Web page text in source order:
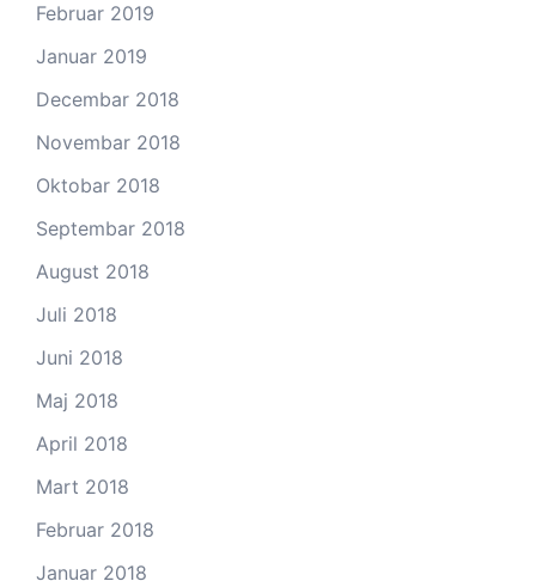
Februar 2019
Januar 2019
Decembar 2018
Novembar 2018
Oktobar 2018
Septembar 2018
August 2018
Juli 2018
Juni 2018
Maj 2018
April 2018
Mart 2018
Februar 2018
Januar 2018